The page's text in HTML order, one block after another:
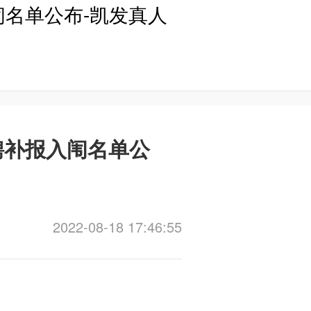
单公布-凯发真人
报入闱名单公
2022-08-18 17:46:55